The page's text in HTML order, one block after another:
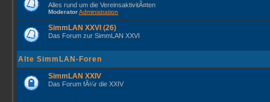
Alles rund um die VereinsaktivitÃ¤ten
ModeratorAdministration
SimmLAN XXVI (26)
Das Forum zur SimmLAN XXVI
Alte SimmLAN-Foren
SimmLAN XXIV
Das Forum fÃ¼r die XXIV